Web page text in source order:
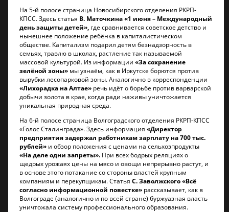
На 5-й полосе страница Новосибирского отделения РКРП-
КПСС. Здесь статья В. Маточкина«1 июня – Международный
день защиты детей», где сравнивается советское детство и
нынешнее положение ребёнка в капиталистическом
обществе. Капитализм подарил детям безнадзорность в
семьях, травлю в школах, растление так называемой
массовой культурой. Из информации«За сохранение
зелёной зоны» мы узнаём, как в Иркутске борются против
вырубки лесопарковой зоны. Аналогично в корреспонденции
«Лихорадка на Алтае» речь идёт о борьбе против варварской
добычи золота в крае, когда ради наживы уничтожается
уникальная природная среда.
На 6-й полосе страница Волгоградского отделения РКРП-КПСС
«Голос Сталинграда». Здесь информация«Директор
предприятия задержал работникам зарплату на 700 тыс.
рублей» и обзор положения с ценами на сельхозпродукты
«На деле одни запреты». При всех бодрых реляциях о
щедрых урожаях цены на мясо и овощи непрерывно растут, и
в основе этого потакание со стороны властей крупным
компаниям и перекупщикам. СтатьяС. Заволжского «Всё
согласно информационной повестке» рассказывает, как в
Волгограде (аналогично и по всей стране) буржуазная власть
уничтожала систему профессионального образования.